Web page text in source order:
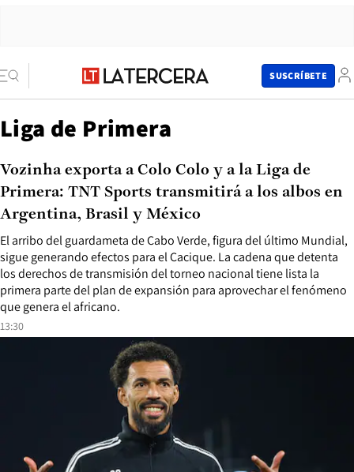
SUSCRÍBETE
Liga de Primera
13:30
El arribo del guardameta de Cabo Verde, figura del último Mundial,
sigue generando efectos para el Cacique. La cadena que detenta
los derechos de transmisión del torneo nacional tiene lista la
primera parte del plan de expansión para aprovechar el fenómeno
que genera el africano.
Vozinha exporta a Colo Colo y a la Liga de
Primera: TNT Sports transmitirá a los albos en
Argentina, Brasil y México